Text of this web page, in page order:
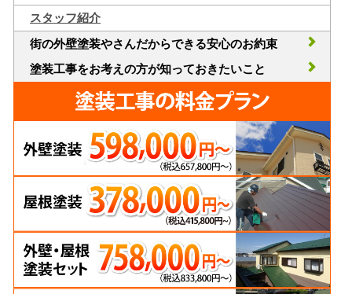
スタッフ紹介
街の外壁塗装やさんだからできる安心のお約束
塗装工事をお考えの方が知っておきたいこと